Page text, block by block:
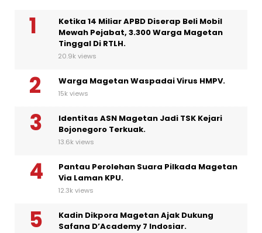
Ketika 14 Miliar APBD Diserap Beli Mobil
Mewah Pejabat, 3.300 Warga Magetan
Tinggal Di RTLH.
20.9k views
Warga Magetan Waspadai Virus HMPV.
15k views
Identitas ASN Magetan Jadi TSK Kejari
Bojonegoro Terkuak.
13.6k views
Pantau Perolehan Suara Pilkada Magetan
Via Laman KPU.
12.3k views
Kadin Dikpora Magetan Ajak Dukung
Safana D’Academy 7 Indosiar.